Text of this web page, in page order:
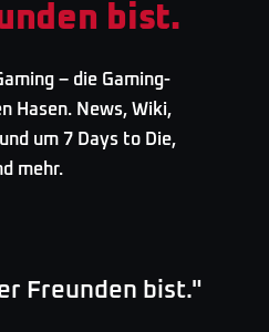
bist.
– die Gaming-
Hasen. News, Wiki,
um 7 Days to Die,
mehr.
Freunden bist."